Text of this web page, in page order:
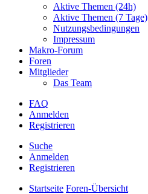
Aktive Themen (24h)
Aktive Themen (7 Tage)
Nutzungsbedingungen
Impressum
Makro-Forum
Foren
Mitglieder
Das Team
FAQ
Anmelden
Registrieren
Suche
Anmelden
Registrieren
Startseite Foren-Übersicht